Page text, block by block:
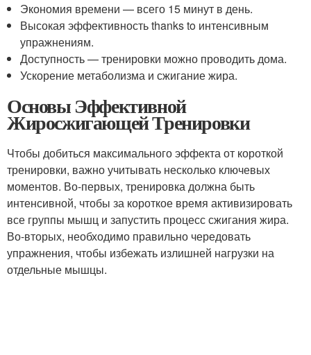
Экономия времени — всего 15 минут в день.
Высокая эффективность thanks to интенсивным
упражнениям.
Доступность — тренировки можно проводить дома.
Ускорение метаболизма и сжигание жира.
Основы Эффективной
Жиросжигающей Тренировки
Чтобы добиться максимального эффекта от короткой
тренировки, важно учитывать несколько ключевых
моментов. Во-первых, тренировка должна быть
интенсивной, чтобы за короткое время активизировать
все группы мышц и запустить процесс сжигания жира.
Во-вторых, необходимо правильно чередовать
упражнения, чтобы избежать излишней нагрузки на
отдельные мышцы.